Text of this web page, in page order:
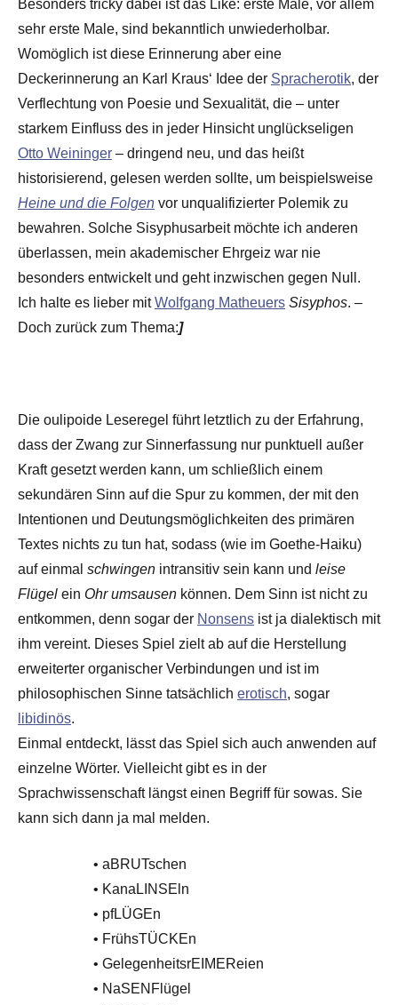
Besonders tricky dabei ist das Like: erste Male, vor allem
sehr erste Male, sind bekanntlich unwiederholbar.
Womöglich ist diese Erinnerung aber eine
Deckerinnerung an Karl Kraus‘ Idee der Spracherotik, der
Verflechtung von Poesie und Sexualität, die – unter
starkem Einfluss des in jeder Hinsicht unglückseligen
Otto Weininger – dringend neu, und das heißt
historisierend, gelesen werden sollte, um beispielsweise
Heine und die Folgen vor unqualifizierter Polemik zu
bewahren. Solche Sisyphusarbeit möchte ich anderen
überlassen, mein akademischer Ehrgeiz war nie
besonders entwickelt und geht inzwischen gegen Null.
Ich halte es lieber mitWolfgang Matheuers Sisyphos. –
Doch zurück zum Thema:]
Die oulipoide Leseregel führt letztlich zu der Erfahrung,
dass der Zwang zur Sinnerfassung nur punktuell außer
Kraft gesetzt werden kann, um schließlich einem
sekundären Sinn auf die Spur zu kommen, der mit den
Intentionen und Deutungsmöglichkeiten des primären
Textes nichts zu tun hat, sodass (wie im Goethe-Haiku)
auf einmal schwingen intransitiv sein kann und leise
Flügel ein Ohr umsausen können. Dem Sinn ist nicht zu
entkommen, denn sogar der Nonsens ist ja dialektisch mit
ihm vereint. Dieses Spiel zielt ab auf die Herstellung
erweiterter organischer Verbindungen und ist im
philosophischen Sinne tatsächlich erotisch, sogar
libidinös.
Einmal entdeckt, lässt das Spiel sich auch anwenden auf
einzelne Wörter. Vielleicht gibt es in der
Sprachwissenschaft längst einen Begriff für sowas. Sie
kann sich dann ja mal melden.
• aBRUTschen
• KanaLINSEln
• pfLÜGEn
• FrühsTÜCKEn
• GelegenheitsrEIMEReien
• NaSENFlügel